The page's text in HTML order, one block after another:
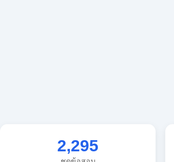
2,295
ชุดข้อสอบ